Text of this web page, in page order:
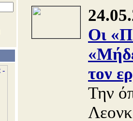
Οι
τον
Την